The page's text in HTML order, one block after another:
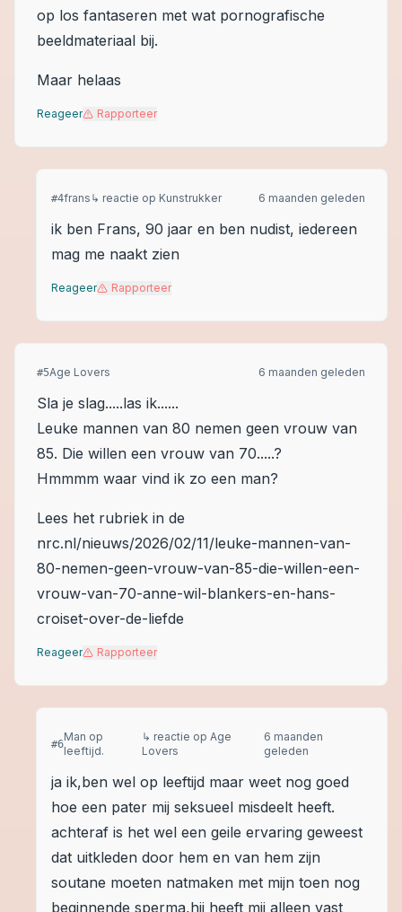
op los fantaseren met wat pornografische
beeldmateriaal bij.
Maar helaas
Reageer Rapporteer
#4frans ↳ reactie op Kunstrukker 6 maanden geleden
ik ben Frans, 90 jaar en ben nudist, iedereen
mag me naakt zien
Reageer Rapporteer
#5Age Lovers 6 maanden geleden
Sla je slag.....las ik......
Leuke mannen van 80 nemen geen vrouw van
85. Die willen een vrouw van 70.....?
Hmmmm waar vind ik zo een man?
Lees het rubriek in de
nrc.nl/nieuws/2026/02/11/leuke-mannen-van-
80-nemen-geen-vrouw-van-85-die-willen-een-
vrouw-van-70-anne-wil-blankers-en-hans-
croiset-over-de-liefde
Reageer Rapporteer
#6
Man op
leeftijd.
↳ reactie op Age
Lovers
6 maanden
geleden
ja ik,ben wel op leeftijd maar weet nog goed
hoe een pater mij seksueel misdeelt heeft.
achteraf is het wel een geile ervaring geweest
dat uitkleden door hem en van hem zijn
soutane moeten natmaken met mijn toen nog
beginnende sperma,hij heeft mij alleen vast